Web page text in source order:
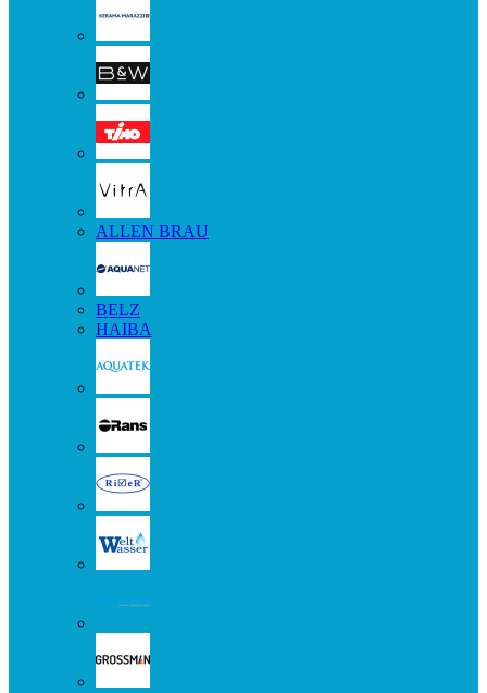
ALLEN BRAU
BELZ
HAIBA